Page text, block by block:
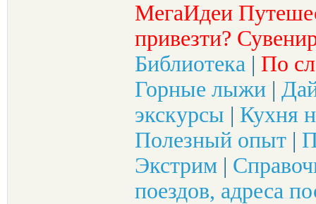
МегаИдеи
привезти?
Библиотека | По
Горные лыжи |
экскурсы | Кухня
Полезный опыт |
Экстрим |
поездов, адреса